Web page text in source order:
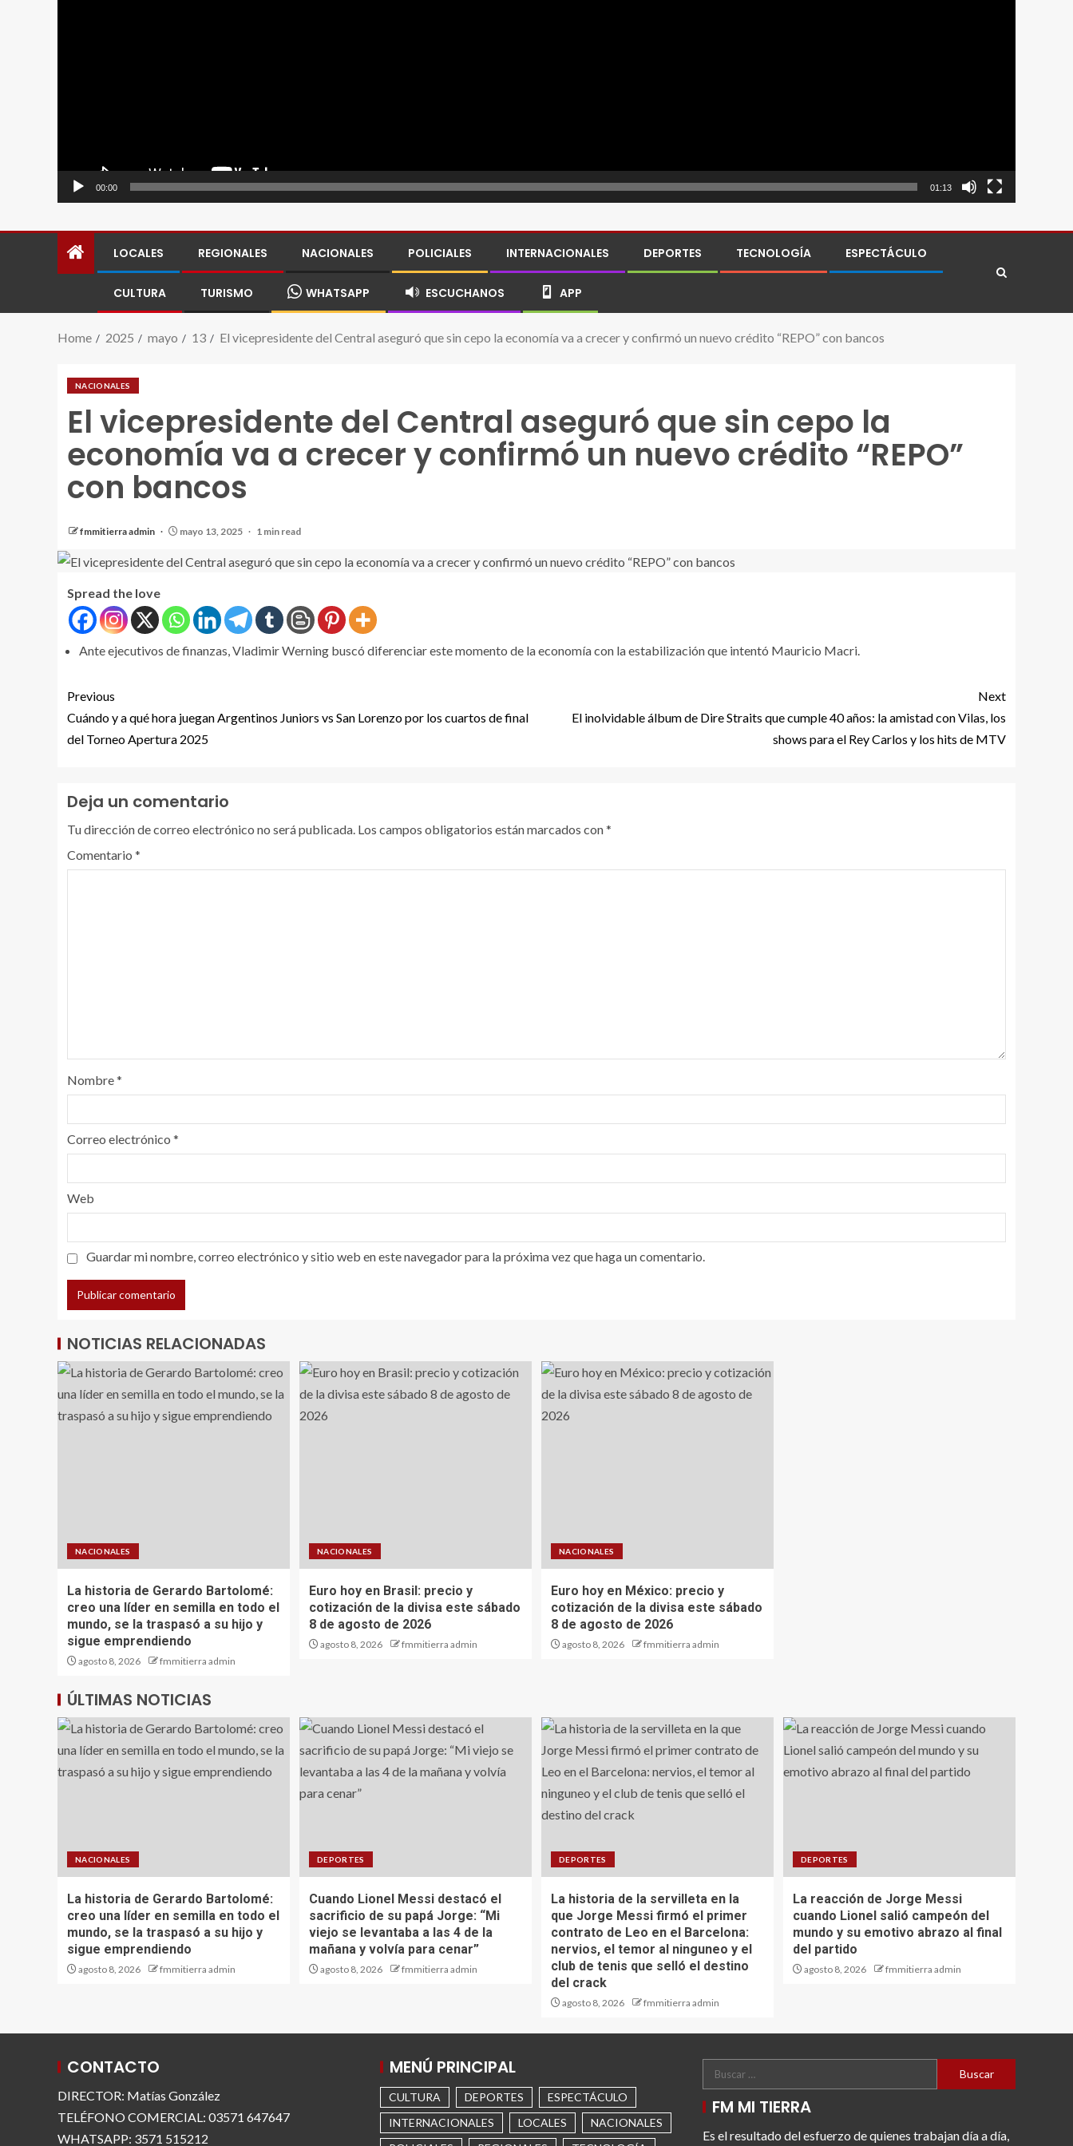
00:00 01:13
LOCALES REGIONALES NACIONALES POLICIALES INTERNACIONALES DEPORTES TECNOLOGÍA ESPECTÁCULO
CULTURA TURISMO WHATSAPP ESCUCHANOS APP
Home 2025 mayo 13 El vicepresidente del Central aseguró que sin cepo la economía va a crecer y confirmó un nuevo crédito “REPO” con bancos
NACIONALES
El vicepresidente del Central aseguró que sin cepo la
economía va a crecer y confirmó un nuevo crédito “REPO”
con bancos
fmmitierra admin mayo 13, 2025 1 min read
Spread the love
Ante ejecutivos de finanzas, Vladimir Werning buscó diferenciar este momento de la economía con la estabilización que intentó Mauricio Macri.
Previous
Cuándo y a qué hora juegan Argentinos Juniors vs San Lorenzo por los cuartos de final
del Torneo Apertura 2025
Next
El inolvidable álbum de Dire Straits que cumple 40 años: la amistad con Vilas, los
shows para el Rey Carlos y los hits de MTV
Deja un comentario
Tu dirección de correo electrónico no será publicada. Los campos obligatorios están marcados con*
Comentario *
Nombre*
Correo electrónico *
Web
Guardar mi nombre, correo electrónico y sitio web en este navegador para la próxima vez que haga un comentario.
NOTICIAS RELACIONADAS
NACIONALES
La historia de Gerardo Bartolomé:
creo una líder en semilla en todo el
mundo, se la traspasó a su hijo y
sigue emprendiendo
agosto 8, 2026 fmmitierra admin
NACIONALES
Euro hoy en Brasil: precio y
cotización de la divisa este sábado
8 de agosto de 2026
agosto 8, 2026 fmmitierra admin
NACIONALES
Euro hoy en México: precio y
cotización de la divisa este sábado
8 de agosto de 2026
agosto 8, 2026 fmmitierra admin
ÚLTIMAS NOTICIAS
NACIONALES
La historia de Gerardo Bartolomé:
creo una líder en semilla en todo el
mundo, se la traspasó a su hijo y
sigue emprendiendo
agosto 8, 2026 fmmitierra admin
DEPORTES
Cuando Lionel Messi destacó el
sacrificio de su papá Jorge: “Mi
viejo se levantaba a las 4 de la
mañana y volvía para cenar”
agosto 8, 2026 fmmitierra admin
DEPORTES
La historia de la servilleta en la
que Jorge Messi firmó el primer
contrato de Leo en el Barcelona:
nervios, el temor al ninguneo y el
club de tenis que selló el destino
del crack
agosto 8, 2026 fmmitierra admin
DEPORTES
La reacción de Jorge Messi
cuando Lionel salió campeón del
mundo y su emotivo abrazo al final
del partido
agosto 8, 2026 fmmitierra admin
CONTACTO
DIRECTOR: Matías González
TELÉFONO COMERCIAL: 03571 647647
WHATSAPP: 3571 515212
MENÚ PRINCIPAL
CULTURA DEPORTES
ESPECTÁCULO
INTERNACIONALES
LOCALES
NACIONALES
FM MI TIERRA
Es el resultado del esfuerzo de quienes trabajan día a día,